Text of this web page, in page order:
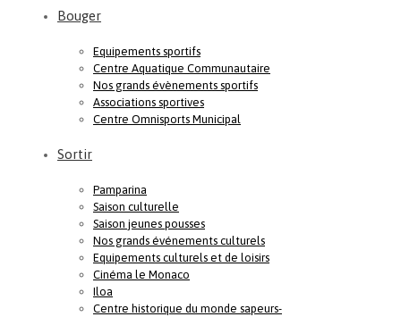
Bouger
Equipements sportifs
Centre Aquatique Communautaire
Nos grands évènements sportifs
Associations sportives
Centre Omnisports Municipal
Sortir
Pamparina
Saison culturelle
Saison jeunes pousses
Nos grands événements culturels
Equipements culturels et de loisirs
Cinéma le Monaco
Iloa
Centre historique du monde sapeurs-